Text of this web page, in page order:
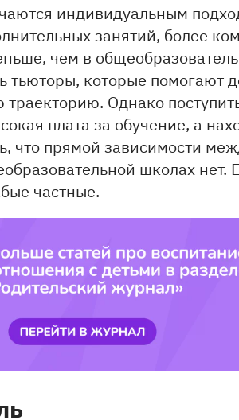
индивидуальным
занятий, более
чем в
тьюторы, которые помогают
траекторию. Однако
плата за обучение, а
что прямой зависимости
школах нет.
частные.